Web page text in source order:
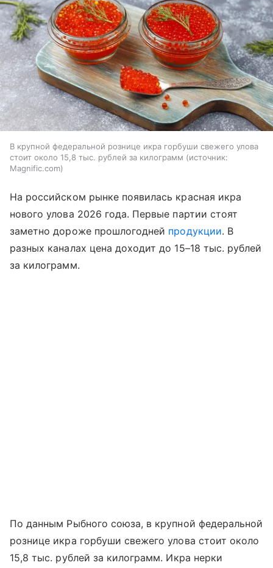
В крупной федеральной рознице икра горбуши свежего улова
стоит около 15,8 тыс. рублей за килограмм
источник:
Magnific.com
На российском рынке появилась красная икра
нового улова 2026 года. Первые партии стоят
заметно дороже прошлогодней продукции. В
разных каналах цена доходит до 15–18 тыс. рублей
за килограмм.
По данным Рыбного союза, в крупной федеральной
рознице икра горбуши свежего улова стоит около
15,8 тыс. рублей за килограмм. Икра нерки